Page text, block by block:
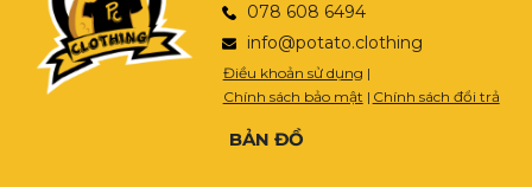
078 608 6494
info@potato.clothing
Điều khoản sử dụng |
Chính sách bảo mật | Chính sách đổi trả
BẢN ĐỒ